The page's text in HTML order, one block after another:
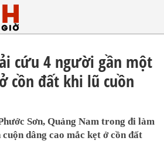
cứu 4 người gần một
cồn đất khi lũ cuồn
Sơn, Quảng Nam trong đi làm
dâng cao mắc kẹt ở cồn đất